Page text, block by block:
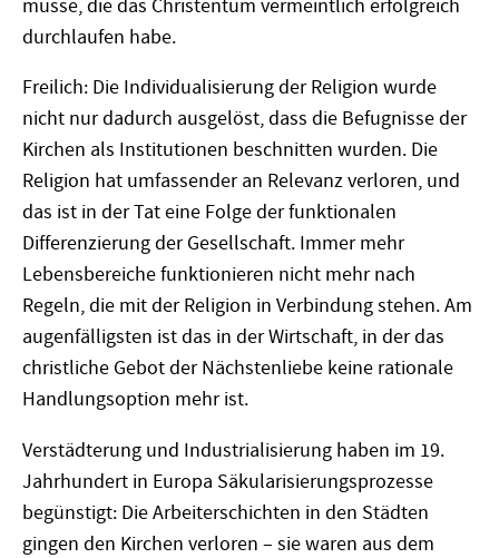
müsse, die das Christentum vermeintlich erfolgreich
durchlaufen habe.
Freilich: Die Individualisierung der Religion wurde
nicht nur dadurch ausgelöst, dass die Befugnisse der
Kirchen als Institutionen beschnitten wurden. Die
Religion hat umfassender an Relevanz verloren, und
das ist in der Tat eine Folge der funktionalen
Differenzierung der Gesellschaft. Immer mehr
Lebensbereiche funktionieren nicht mehr nach
Regeln, die mit der Religion in Verbindung stehen. Am
augenfälligsten ist das in der Wirtschaft, in der das
christliche Gebot der Nächstenliebe keine rationale
Handlungsoption mehr ist.
Verstädterung und Industrialisierung haben im 19.
Jahrhundert in Europa Säkularisierungsprozesse
begünstigt: Die Arbeiterschichten in den Städten
gingen den Kirchen verloren – sie waren aus dem